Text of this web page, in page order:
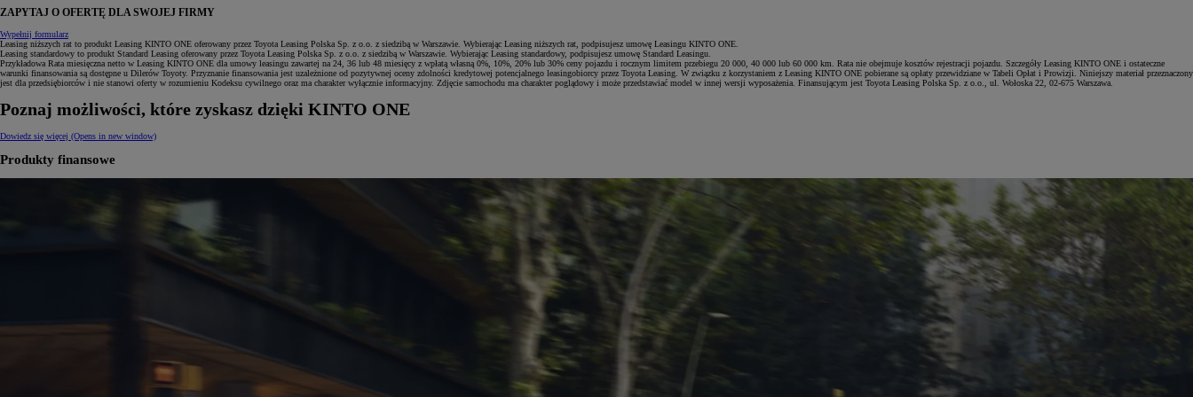
PROACE CITY
RÓWNIEŻ ELECTRIC
ZAPYTAJ O OFERTĘ DLA SWOJEJ FIRMY
Wypełnij formularz
Leasing niższych rat to produkt Leasing KINTO ONE oferowany przez Toyota Leasing Polska Sp. z o.o. z siedzibą w Warszawie. Wybierając Leasing niższych rat, podpisujesz umowę Leasingu KINTO ONE.
Leasing standardowy to produkt Standard Leasing oferowany przez Toyota Leasing Polska Sp. z o.o. z siedzibą w Warszawie. Wybierając Leasing standardowy, podpisujesz umowę Standard Leasingu.
Przykładowa Rata miesięczna netto w Leasing KINTO ONE dla umowy leasingu zawartej na 24, 36 lub 48 miesięcy z wpłatą własną 0%, 10%, 20% lub 30% ceny pojazdu i rocznym limitem przebiegu 20 000, 40 000 lub 60 000 km. Rata nie obejmuje kosztów rejestracji pojazdu. Szczegóły Leasing KINTO ONE i ostateczne
warunki finansowania są dostępne u Dilerów Toyoty. Przyznanie finansowania jest uzależnione od pozytywnej oceny zdolności kredytowej potencjalnego leasingobiorcy przez Toyota Leasing. W związku z korzystaniem z Leasing KINTO ONE pobierane są opłaty przewidziane w Tabeli Opłat i Prowizji. Niniejszy materiał przeznaczony
jest dla przedsiębiorców i nie stanowi oferty w rozumieniu Kodeksu cywilnego oraz ma charakter wyłącznie informacyjny. Zdjęcie samochodu ma charakter poglądowy i może przedstawiać model w innej wersji wyposażenia. Finansującym jest Toyota Leasing Polska Sp. z o.o., ul. Wołoska 22, 02-675 Warszawa.
Poznaj możliwości, które zyskasz dzięki KINTO ONE
Dowiedz się więcej (Opens in new window)
Produkty finansowe